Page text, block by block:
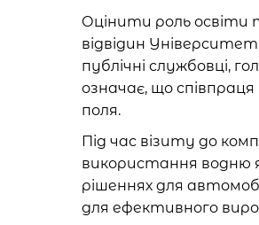
Оцінити роль освіти
відвідин
публічні службовці,
означає, що
поля.
Під час візиту до
використання водню
рішеннях для
для ефективного